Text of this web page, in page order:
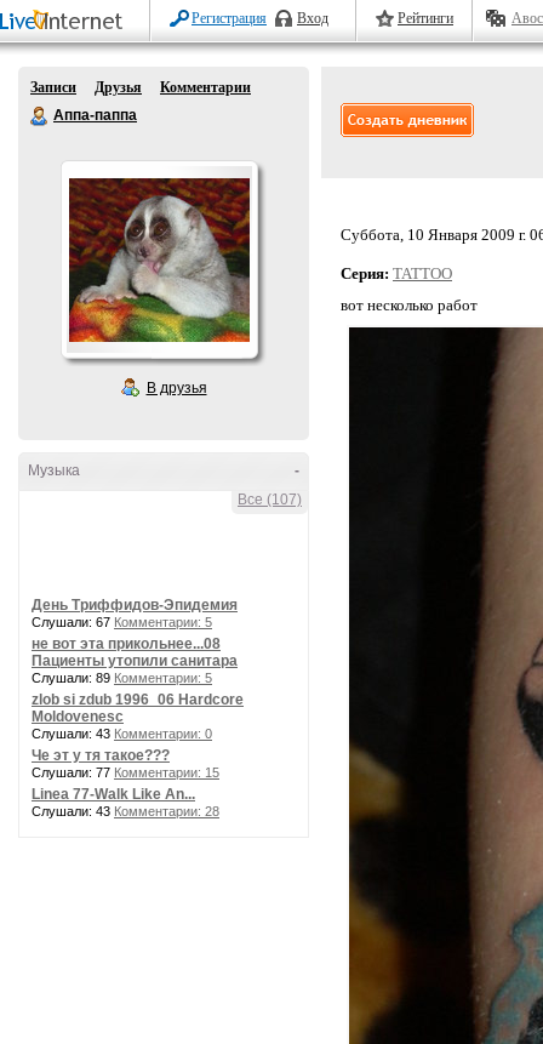
Регистрация Вход Рейтинги
Записи Друзья
Комментарии
Аппа-паппа
В друзья
-
Музыка
Все (107)
День Триффидов-Эпидемия
Слушали: 67 Комментарии: 5
не вот эта прикольнее...08
Пациенты утопили санитара
Слушали: 89 Комментарии: 5
zlob si zdub 1996_06 Hardcore
Moldovenesc
Слушали: 43 Комментарии: 0
Че эт у тя такое???
Слушали: 77 Комментарии: 15
Linea 77-Walk Like An...
Слушали: 43 Комментарии: 28
Суббота, 10 Января 2009 г.
Серия: TATTOO
вот несколько работ